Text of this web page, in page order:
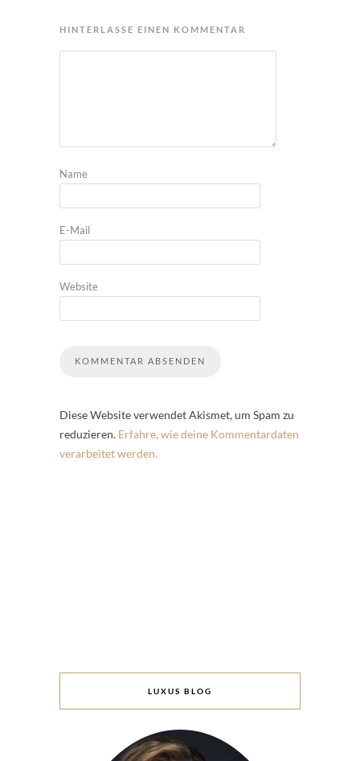
HINTERLASSE EINEN KOMMENTAR
Name
E-Mail
Website
Diese Website verwendet Akismet, um Spam zu
reduzieren. Erfahre, wie deine Kommentardaten
verarbeitet werden.
LUXUS BLOG